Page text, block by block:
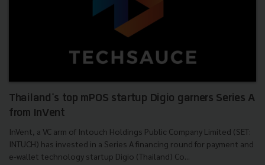
Thailand's top mPOS startup Digio garners Series A
from InVent
InVent, a VC arm of Intouch Holdings Public Company Limited (SET:
INTUCH) has invested in a Series A financing round for payment and
e-wallet technology startup Digio (Thailand) Co...